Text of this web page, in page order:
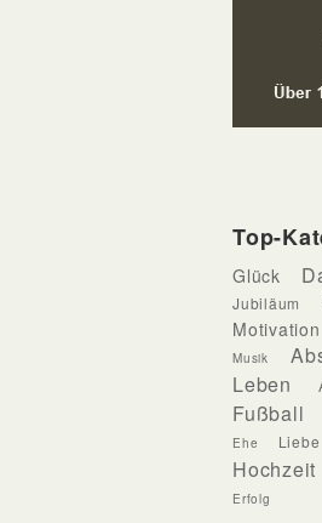
Top-
Glück
Jubiläum
Motivation
Musik
Leben
Fußball
Ehe Liebe
Hochzeit
Erfolg